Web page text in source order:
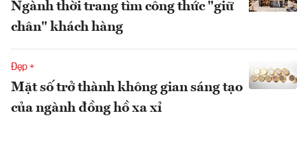
Ngành thời trang tìm công thức "giữ
chân" khách hàng
Đẹp +
Mặt số trở thành không gian sáng tạo
của ngành đồng hồ xa xỉ